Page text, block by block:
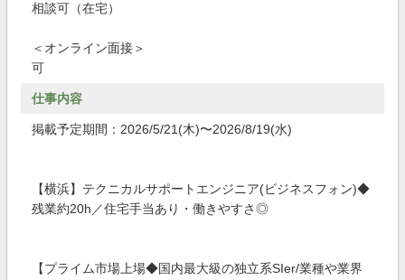
相談可（在宅）
＜オンライン面接＞
可
仕事内容
掲載予定期間：2026/5/21(木)〜2026/8/19(水)
【横浜】テクニカルサポートエンジニア(ビジネスフォン)◆
残業約20h／住宅手当あり・働きやすさ◎
【プライム市場上場◆国内最大級の独立系SIer/業種や業界